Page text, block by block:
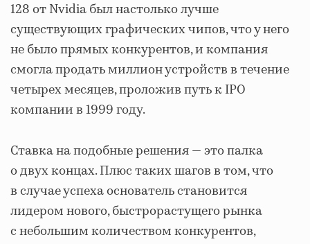
128 от Nvidia был настолько лучше
существующих графических чипов, что у него
не было прямых конкурентов, и компания
смогла продать миллион устройств в течение
четырех месяцев, проложив путь к IPO
компании в 1999 году.
Ставка на подобные решения — это палка
о двух концах. Плюс таких шагов в том, что
в случае успеха основатель становится
лидером нового, быстрорастущего рынка
с небольшим количеством конкурентов,